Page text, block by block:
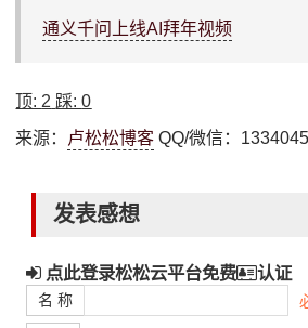
通义千问上线AI拜年视频
顶: 2 踩:0
来源： 卢松松博客 QQ/微信：
发表感想
点此登录松松云平台免费 认证
名 称